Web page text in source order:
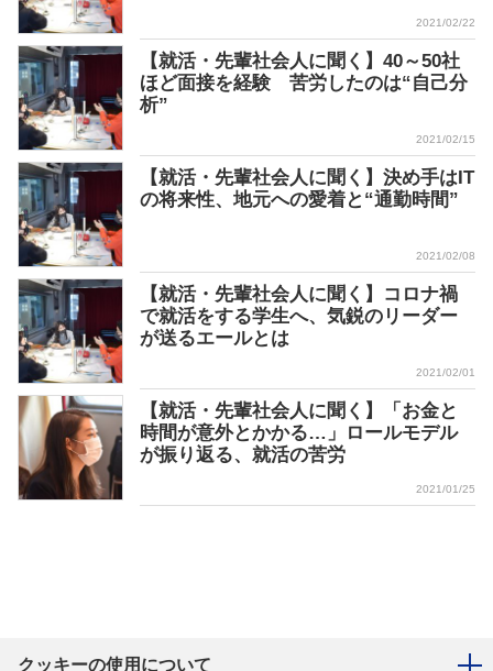
2021/02/22
【就活・先輩社会人に聞く】40～50社
ほど面接を経験 苦労したのは“自己分
析”
2021/02/15
【就活・先輩社会人に聞く】決め手はIT
の将来性、地元への愛着と“通勤時間”
2021/02/08
【就活・先輩社会人に聞く】コロナ禍
で就活をする学生へ、気鋭のリーダー
が送るエールとは
2021/02/01
【就活・先輩社会人に聞く】「お金と
時間が意外とかかる…」ロールモデル
が振り返る、就活の苦労
2021/01/25
クッキーの使用について